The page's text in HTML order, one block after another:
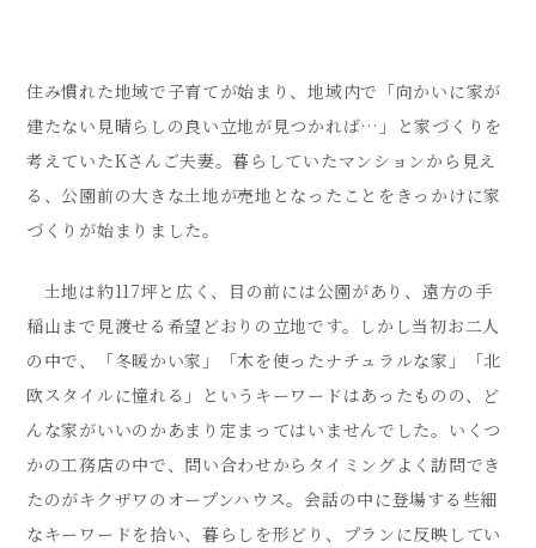
住み慣れた地域で子育てが始まり、地域内で「向かいに家が
建たない見晴らしの良い立地が見つかれば…」と家づくりを
考えていたKさんご夫妻。暮らしていたマンションから見え
る、公園前の大きな土地が売地となったことをきっかけに家
づくりが始まりました。
土地は約117坪と広く、目の前には公園があり、遠方の手
稲山まで見渡せる希望どおりの立地です。しかし当初お二人
の中で、「冬暖かい家」「木を使ったナチュラルな家」「北
欧スタイルに憧れる」というキーワードはあったものの、ど
んな家がいいのかあまり定まってはいませんでした。いくつ
かの工務店の中で、問い合わせからタイミングよく訪問でき
たのがキクザワのオープンハウス。会話の中に登場する些細
なキーワードを拾い、暮らしを形どり、プランに反映してい